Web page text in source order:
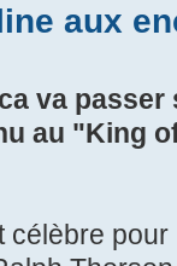
aux
va passer
au "King
pour